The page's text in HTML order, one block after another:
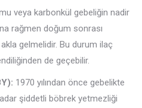
veya karbonkül gebeliğin nadir
rağmen doğum sonrası
gelmelidir. Bu durum ilaç
de geçebilir.
1970 yılından önce gebelikte
şiddetli böbrek yetmezliği